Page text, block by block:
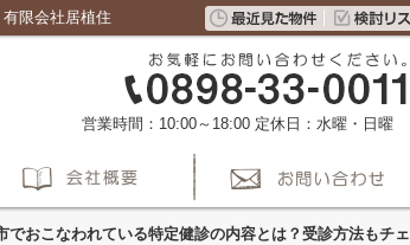
限会社居植住
営業時間：10:00～18:00 定休日：水曜・日曜
でおこなわれている特定健診の内容とは？受診方法もチェ